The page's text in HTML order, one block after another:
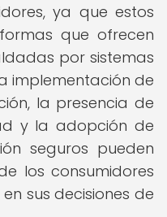
ya que estos
que ofrecen
por sistemas
implementación de
la presencia de
y la adopción de
seguros pueden
los consumidores
sus decisiones de